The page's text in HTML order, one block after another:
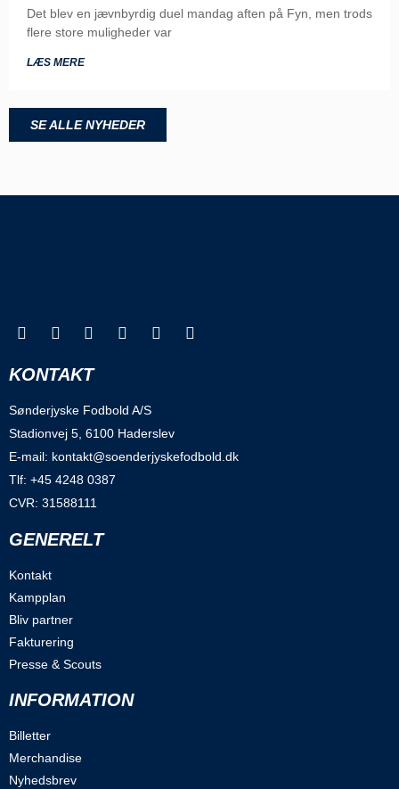
Det blev en jævnbyrdig duel mandag aften på Fyn, men trods
flere store muligheder var
LÆS MERE
SE ALLE NYHEDER
KONTAKT
Sønderjyske Fodbold A/S
Stadionvej 5, 6100 Haderslev
E-mail: kontakt@soenderjyskefodbold.dk
Tlf: +45 4248 0387
CVR: 31588111
GENERELT
Kontakt
Kampplan
Bliv partner
Fakturering
Presse & Scouts
INFORMATION
Billetter
Merchandise
Nyhedsbrev